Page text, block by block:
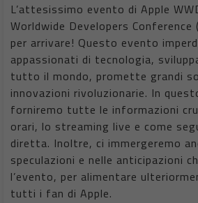
L’attesissimo evento di Apple
Worldwide Developers Conference
per arrivare! Questo evento
appassionati di tecnologia,
tutto il mondo, promette grandi
innovazioni rivoluzionarie. In
forniremo tutte le informazioni
orari, lo streaming live e come
diretta. Inoltre, ci immergeremo
speculazioni e nelle anticipazioni
l’evento, per alimentare
tutti i fan di Apple.